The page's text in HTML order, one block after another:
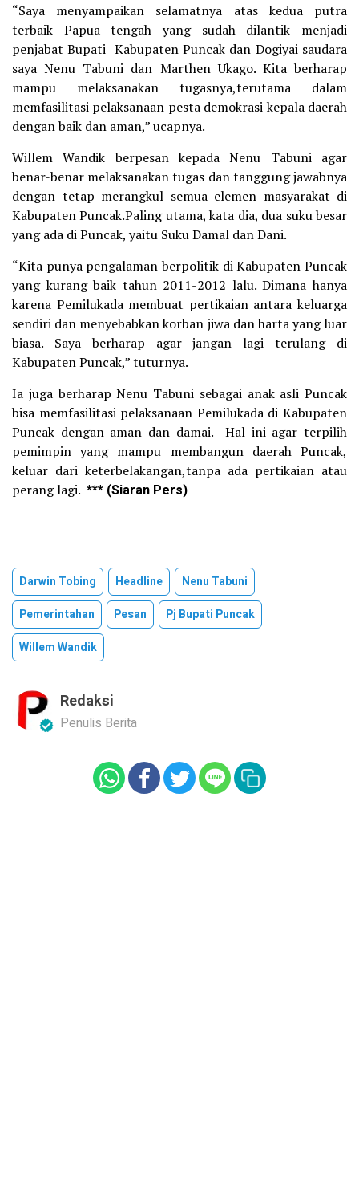
“Saya menyampaikan selamatnya atas kedua putra
terbaik Papua tengah yang sudah dilantik menjadi
penjabat Bupati Kabupaten Puncak dan Dogiyai saudara
saya Nenu Tabuni dan Marthen Ukago. Kita berharap
mampu melaksanakan tugasnya,terutama dalam
memfasilitasi pelaksanaan pesta demokrasi kepala daerah
dengan baik dan aman,” ucapnya.
Willem Wandik berpesan kepada Nenu Tabuni agar
benar-benar melaksanakan tugas dan tanggung jawabnya
dengan tetap merangkul semua elemen masyarakat di
Kabupaten Puncak.Paling utama, kata dia, dua suku besar
yang ada di Puncak, yaitu Suku Damal dan Dani.
“Kita punya pengalaman berpolitik di Kabupaten Puncak
yang kurang baik tahun 2011-2012 lalu. Dimana hanya
karena Pemilukada membuat pertikaian antara keluarga
sendiri dan menyebabkan korban jiwa dan harta yang luar
biasa. Saya berharap agar jangan lagi terulang di
Kabupaten Puncak,” tuturnya.
Ia juga berharap Nenu Tabuni sebagai anak asli Puncak
bisa memfasilitasi pelaksanaan Pemilukada di Kabupaten
Puncak dengan aman dan damai. Hal ini agar terpilih
pemimpin yang mampu membangun daerah Puncak,
keluar dari keterbelakangan,tanpa ada pertikaian atau
perang lagi. *** (Siaran Pers)
Darwin Tobing Headline
Nenu Tabuni
Pemerintahan
Pesan
Pj Bupati Puncak
Willem Wandik
Redaksi
Penulis Berita